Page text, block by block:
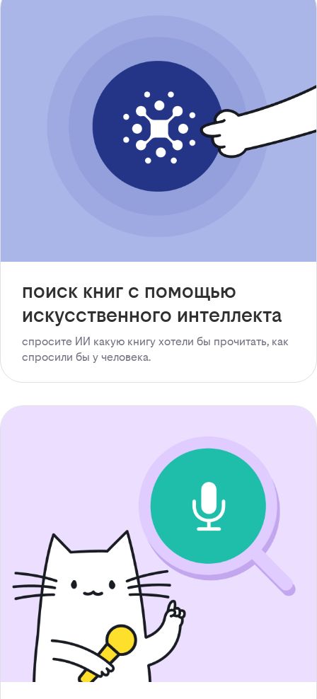
поиск книг с помощью
искусственного интеллекта
спросите ИИ какую книгу хотели бы прочитать, как
спросили бы у человека.